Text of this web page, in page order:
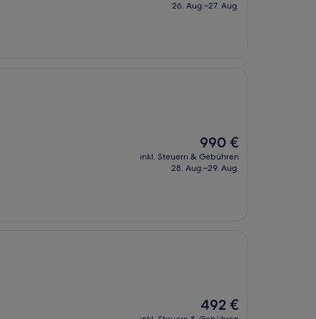
beträgt
26. Aug.–27. Aug.
Der
Preis
beträgt
990 €
inkl. Steuern & Gebühren
28. Aug.–29. Aug.
Der
Preis
492 €